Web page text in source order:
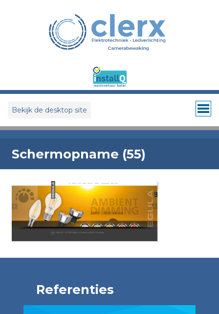
Bekijk de desktop site
Schermopname (55)
Referenties